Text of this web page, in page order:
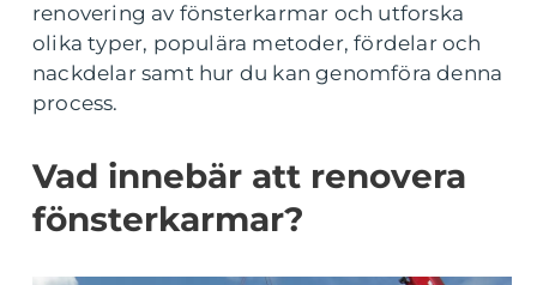
renovering av fönsterkarmar och utforska
olika typer, populära metoder, fördelar och
nackdelar samt hur du kan genomföra denna
process.
Vad innebär att renovera
fönsterkarmar?